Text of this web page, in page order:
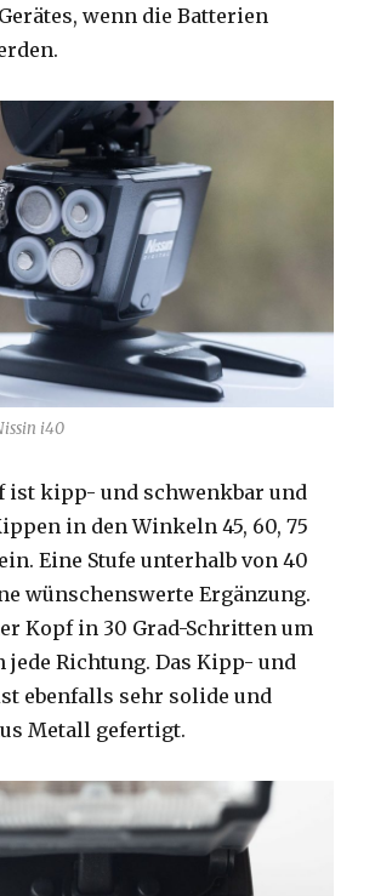
wenn die Batterien
i40
ist kipp- und schwenkbar und
in den Winkeln 45, 60, 75
Eine Stufe unterhalb von 40
wünschenswerte Ergänzung.
Kopf in 30 Grad-Schritten um
jede Richtung. Das Kipp- und
ebenfalls sehr solide und
Metall gefertigt.